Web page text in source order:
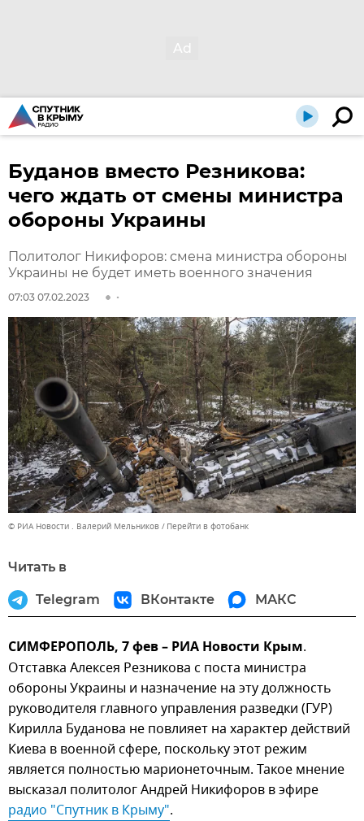
Буданов вместо Резникова:
чего ждать от смены министра
обороны Украины
Политолог Никифоров: смена министра обороны
Украины не будет иметь военного значения
07:03 07.02.2023
© РИА Новости . Валерий Мельников Перейти в фотобанк
Читать в
Telegram ВКонтакте МАКС
СИМФЕРОПОЛЬ, 7 фев – РИА Новости Крым.
Отставка Алексея Резникова с поста министра
обороны Украины и назначение на эту должность
руководителя главного управления разведки (ГУР)
Кирилла Буданова не повлияет на характер действий
Киева в военной сфере, поскольку этот режим
является полностью марионеточным. Такое мнение
высказал политолог Андрей Никифоров в эфире
радио "Спутник в Крыму".